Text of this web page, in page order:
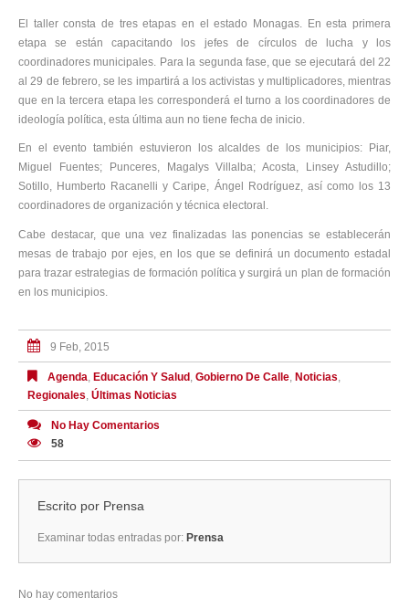
El taller consta de tres etapas en el estado Monagas. En esta primera
etapa se están capacitando los jefes de círculos de lucha y los
coordinadores municipales. Para la segunda fase, que se ejecutará del 22
al 29 de febrero, se les impartirá a los activistas y multiplicadores, mientras
que en la tercera etapa les corresponderá el turno a los coordinadores de
ideología política, esta última aun no tiene fecha de inicio.
En el evento también estuvieron los alcaldes de los municipios: Piar,
Miguel Fuentes; Punceres, Magalys Villalba; Acosta, Linsey Astudillo;
Sotillo, Humberto Racanelli y Caripe, Ángel Rodríguez, así como los 13
coordinadores de organización y técnica electoral.
Cabe destacar, que una vez finalizadas las ponencias se establecerán
mesas de trabajo por ejes, en los que se definirá un documento estadal
para trazar estrategias de formación política y surgirá un plan de formación
en los municipios.
9 Feb, 2015
Agenda, Educación Y Salud , Gobierno De Calle, Noticias,
Regionales, Últimas Noticias
No Hay Comentarios
58
Escrito por Prensa
Examinar todas entradas por: Prensa
No hay comentarios